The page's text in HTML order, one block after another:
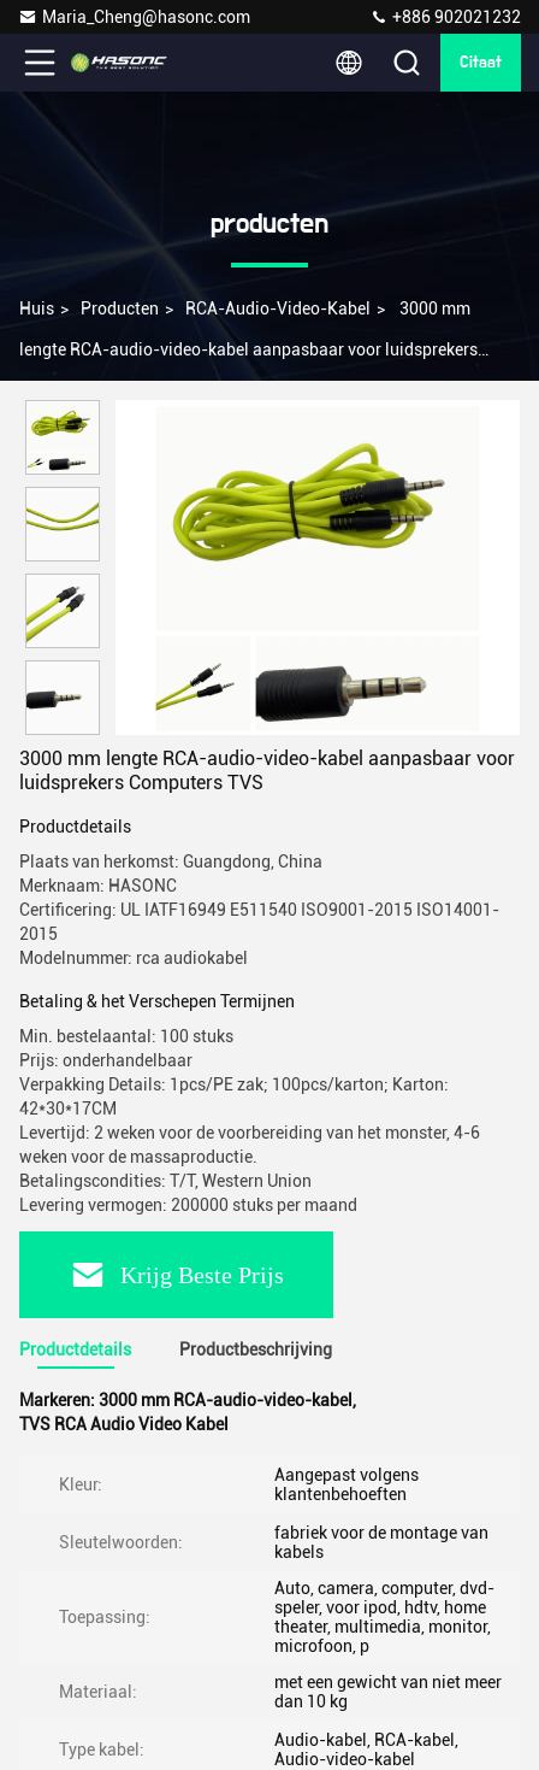
Maria_Cheng@hasonc.com +886 902021232
Citaat
producten
Huis > Producten > RCA-Audio-Video-Kabel > 3000 mm
lengte RCA-audio-video-kabel aanpasbaar voor luidsprekers
3000 mm lengte RCA-audio-video-kabel aanpasbaar voor
luidsprekers Computers TVS
Productdetails
Plaats van herkomst: Guangdong, China
Merknaam: HASONC
Certificering: UL IATF16949 E511540 ISO9001-2015 ISO14001-
2015
Modelnummer: rca audiokabel
Betaling & het Verschepen Termijnen
Min. bestelaantal: 100 stuks
Prijs: onderhandelbaar
Verpakking Details: 1pcs/PE zak; 100pcs/karton; Karton:
42*30*17CM
Levertijd: 2 weken voor de voorbereiding van het monster, 4-6
weken voor de massaproductie.
Betalingscondities: T/T, Western Union
Levering vermogen: 200000 stuks per maand
Krijg Beste Prijs
Productdetails Productbeschrijving
Markeren: 3000 mm RCA-audio-video-kabel,
TVS RCA Audio Video Kabel
Kleur:
Aangepast volgens
klantenbehoeften
Sleutelwoorden:
fabriek voor de montage van
kabels
Toepassing:
Auto, camera, computer, dvd-
speler, voor ipod, hdtv, home
theater, multimedia, monitor,
microfoon, p
Materiaal:
met een gewicht van niet meer
dan 10 kg
Type kabel:
Audio-kabel, RCA-kabel,
Audio-video-kabel